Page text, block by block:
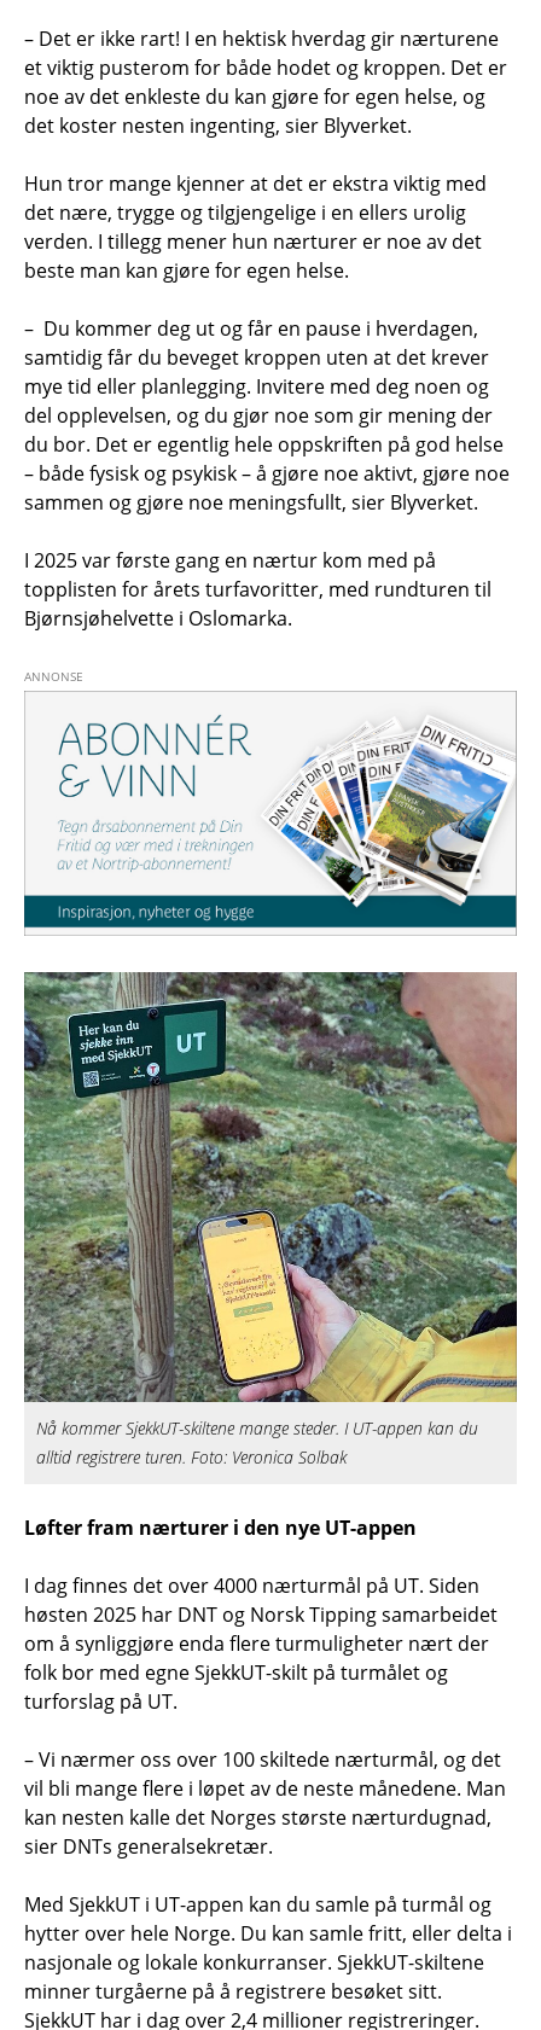
– Det er ikke rart! I en hektisk hverdag gir nærturene
et viktig pusterom for både hodet og kroppen. Det er
noe av det enkleste du kan gjøre for egen helse, og
det koster nesten ingenting, sier Blyverket.
Hun tror mange kjenner at det er ekstra viktig med
det nære, trygge og tilgjengelige i en ellers urolig
verden. I tillegg mener hun nærturer er noe av det
beste man kan gjøre for egen helse.
– Du kommer deg ut og får en pause i hverdagen,
samtidig får du beveget kroppen uten at det krever
mye tid eller planlegging. Invitere med deg noen og
del opplevelsen, og du gjør noe som gir mening der
du bor. Det er egentlig hele oppskriften på god helse
– både fysisk og psykisk – å gjøre noe aktivt, gjøre noe
sammen og gjøre noe meningsfullt, sier Blyverket.
I 2025 var første gang en nærtur kom med på
topplisten for årets turfavoritter, med rundturen til
Bjørnsjøhelvette i Oslomarka.
Nå kommer SjekkUT-skiltene mange steder. I UT-appen kan du
alltid registrere turen. Foto: Veronica Solbak
Løfter fram nærturer i den nye UT-appen
I dag finnes det over 4000 nærturmål på UT. Siden
høsten 2025 har DNT og Norsk Tipping samarbeidet
om å synliggjøre enda flere turmuligheter nært der
folk bor med egne SjekkUT-skilt på turmålet og
turforslag på UT.
– Vi nærmer oss over 100 skiltede nærturmål, og det
vil bli mange flere i løpet av de neste månedene. Man
kan nesten kalle det Norges største nærturdugnad,
sier DNTs generalsekretær.
Med SjekkUT i UT-appen kan du samle på turmål og
hytter over hele Norge. Du kan samle fritt, eller delta i
nasjonale og lokale konkurranser. SjekkUT-skiltene
minner turgåerne på å registrere besøket sitt.
SjekkUT har i dag over 2,4 millioner registreringer.